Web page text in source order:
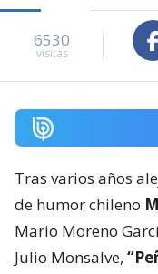
6530
visitas
Tras varios años
de humor chileno
Mario Moreno
Julio Monsalve,